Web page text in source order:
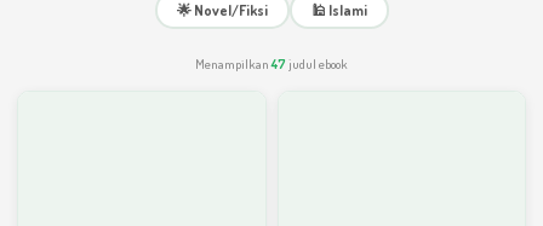
🌟 Novel/Fiksi 🕌 Islami
Menampilkan47 judul ebook